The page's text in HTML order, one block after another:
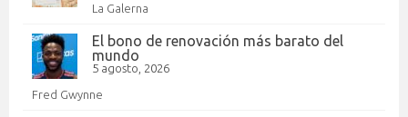
La Galerna
El bono de renovación más barato del
mundo
5 agosto, 2026
Fred Gwynne